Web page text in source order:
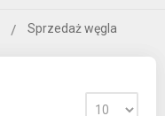
Sprzedaż węgla